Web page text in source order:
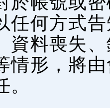
任何方式
資料喪失
情形，將